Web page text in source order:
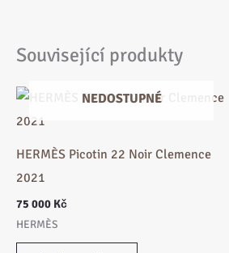
Související produkty
NEDOSTUPNÉ
HERMÈS Picotin 22 Noir Clemence
2021
75 000 Kč
HERMÈS